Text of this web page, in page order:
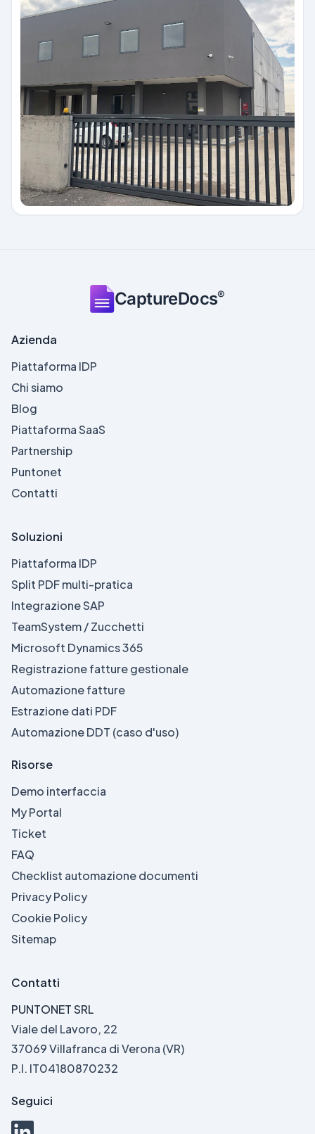
CaptureDocs®
Azienda
Piattaforma IDP
Chi siamo
Blog
Piattaforma SaaS
Partnership
Puntonet
Contatti
Soluzioni
Piattaforma IDP
Split PDF multi-pratica
Integrazione SAP
TeamSystem / Zucchetti
Microsoft Dynamics 365
Registrazione fatture gestionale
Automazione fatture
Estrazione dati PDF
Automazione DDT (caso d'uso)
Risorse
Demo interfaccia
My Portal
Ticket
FAQ
Checklist automazione documenti
Privacy Policy
Cookie Policy
Sitemap
Contatti
PUNTONET SRL
Viale del Lavoro, 22
37069 Villafranca di Verona (VR)
P.I. IT04180870232
Seguici